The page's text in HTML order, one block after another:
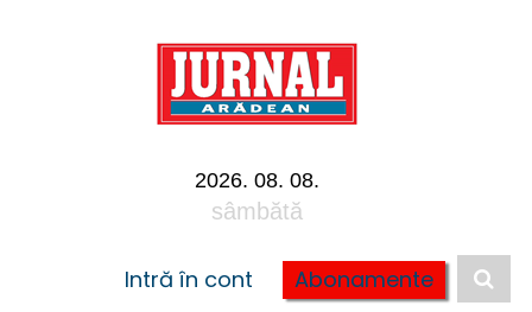
2026. 08. 08.
sâmbătă
Intră în cont Abonamente